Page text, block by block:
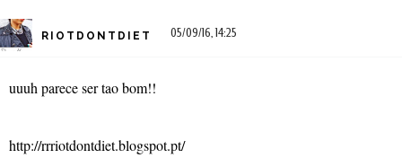
RIOTDONTDIET 05/09/16, 14:25
uuuh parece ser tao bom!!
http://rrriotdontdiet.blogspot.pt/